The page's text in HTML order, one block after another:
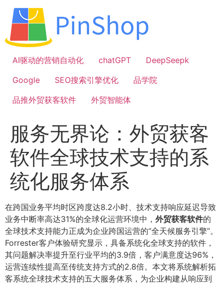
容
AI驱动的营销自动化
chatGPT
DeepSeepk
Google
SEO搜索引擎优化
品学院
品推外贸获客软件
外贸智能体
服务无界论：外贸获客
软件全球技术支持的系
统化服务体系
在跨国业务平均时区跨度达8.2小时、技术支持响应延迟导致
业务中断率高达31%的全球化运营环境中， 外贸获客软件的
全球技术支持能力正成为企业跨国运营的“全天候服务引擎”。
Forrester客户体验研究显示，具备系统化全球支持的软件，
其问题解决率提升至行业平均的3.9倍，客户满意度达96%，
运营连续性提高至传统支持方式的2.8倍。本文将系统解析拓
客系统全球技术支持的五大服务体系，为企业构建从响应到